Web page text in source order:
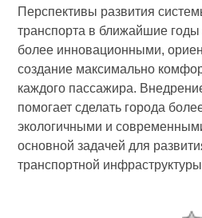
Перспективы развития
транспорта в ближайшие
более инновационными,
создание максимально
каждого пассажира.
помогает сделать города
экологичными и
основной задачей для
транспортной